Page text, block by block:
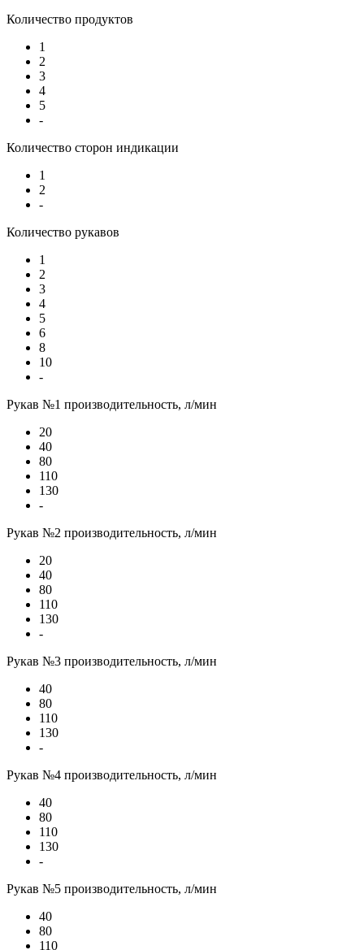
Количество продуктов
1
2
3
4
5
-
Количество сторон индикации
1
2
-
Количество рукавов
1
2
3
4
5
6
8
10
-
Рукав №1 производительность, л/мин
20
40
80
110
130
-
Рукав №2 производительность, л/мин
20
40
80
110
130
-
Рукав №3 производительность, л/мин
40
80
110
130
-
Рукав №4 производительность, л/мин
40
80
110
130
-
Рукав №5 производительность, л/мин
40
80
110